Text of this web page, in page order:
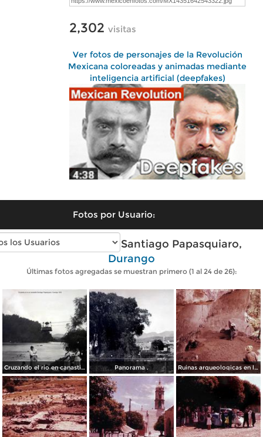
2,302 visitas
Ver fotos de personajes de la Revolución
Mexicana coloreadas y animadas mediante
inteligencia artificial (deepfakes)
Fotos por Usuario:
Fotos antiguas de Santiago Papasquiaro,
Durango
Últimas fotos agregadas se muestran primero (1 al 24 de 26):
Cruzando el rio en canastilla Santiago Papasquiaro, Durango 1922 Panorama . Ruinas arqueologicas en las Cercanias de Santiago Papasquiaro Durango 1956